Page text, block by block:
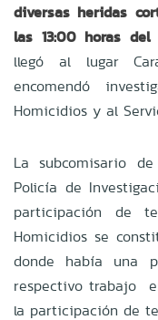
diversas heridas
las 13:00 horas
llegó al lugar
encomendó
Homicidios y al
La subcomisario
Policía de
participación de
Homicidios se
donde había una
respectivo trabajo
la participación de